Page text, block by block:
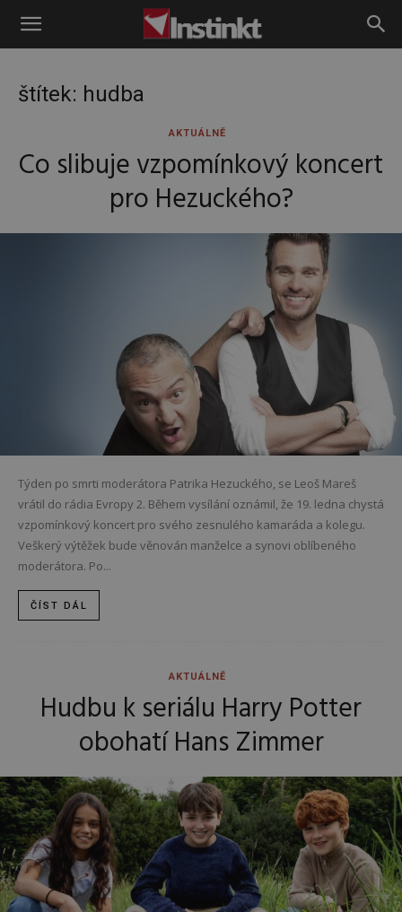
Instinkt
štítek: hudba
AKTUÁLNĚ
Co slibuje vzpomínkový koncert
pro Hezuckého?
Týden po smrti moderátora Patrika Hezuckého, se Leoš Mareš
vrátil do rádia Evropy 2. Během vysílání oznámil, že 19. ledna chystá
vzpomínkový koncert pro svého zesnulého kamaráda a kolegu.
Veškerý výtěžek bude věnován manželce a synovi oblíbeného
moderátora. Po...
ČÍST DÁL
AKTUÁLNĚ
Hudbu k seriálu Harry Potter
obohatí Hans Zimmer